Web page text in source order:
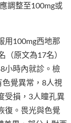
調整至100mg或
用100mg西地那
（原文為17名）
小時內就診。檢
覺異常，8人視
受損，3人瞳孔異
復。畏光與色覺